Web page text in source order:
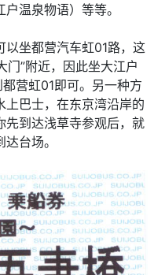
温泉物语）等等。
以坐都营汽车虹01路，这
门”附近，因此坐大江户
营虹01即可。另一种方
上巴士，在东京湾沿岸的
先到达浅草寺参观后，就
台场。